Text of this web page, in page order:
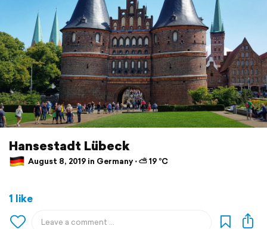
Hansestadt Lübeck
August 8, 2019 in Germany ⋅ ⛅ 19 °C
1 like